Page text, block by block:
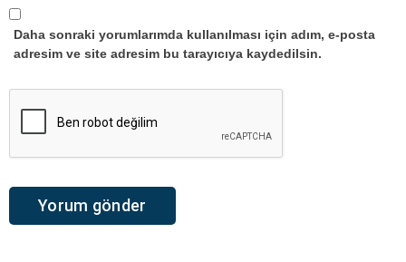
Daha sonraki yorumlarımda kullanılması için adım, e-posta
adresim ve site adresim bu tarayıcıya kaydedilsin.